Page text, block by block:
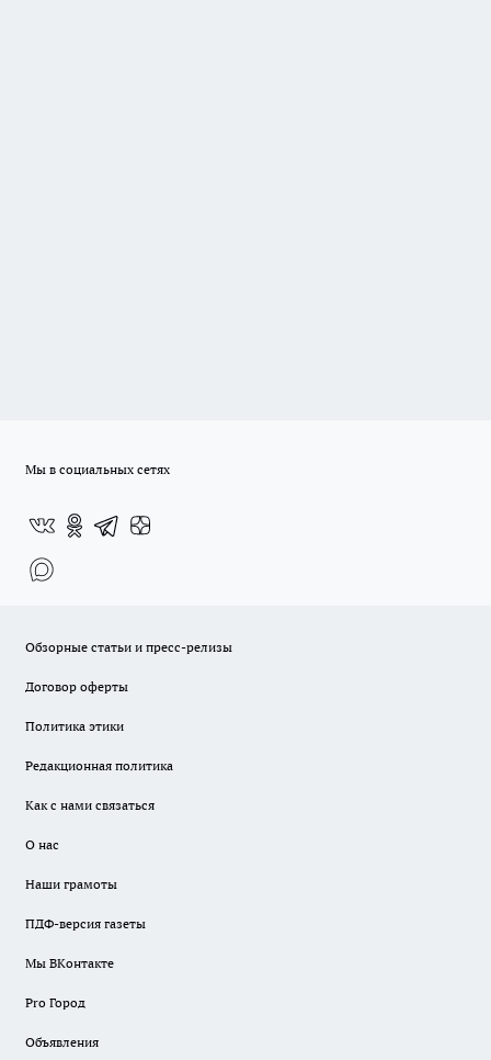
Мы в социальных сетях
Обзорные статьи и пресс-релизы
Договор оферты
Политика этики
Редакционная политика
Как с нами связаться
О нас
Наши грамоты
ПДФ-версия газеты
Мы ВКонтакте
Pro Город
Объявления